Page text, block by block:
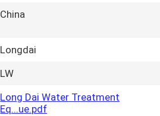
China
Longdai
LW
Long Dai Water Treatment
Eq...ue.pdf